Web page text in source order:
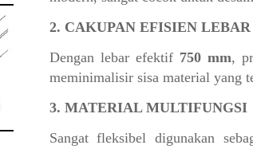
2. CAKUPAN EFISIEN
Dengan lebar efektif 750 mm,
meminimalisir sisa material yang
3. MATERIAL MULTIFUNGSI
Sangat fleksibel digunakan